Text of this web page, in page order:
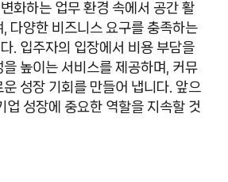
화하는 업무 환경 속에서 공간 활
다양한 비즈니스 요구를 충족하는
. 입주자의 입장에서 비용 부담을
높이는 서비스를 제공하며, 커뮤
운 성장 기회를 만들어 냅니다. 앞으
업 성장에 중요한 역할을 지속할 것